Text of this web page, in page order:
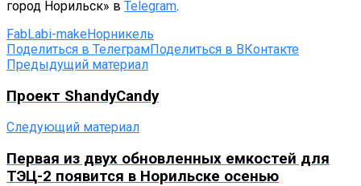
город Норильск» в Telegram.
FabLabi-makeНорникель
Поделиться в ТелеграмПоделиться в ВКонтакте
Предыдущий материал
Проект ShandyCandy
Следующий материал
Первая из двух обновленных емкостей для
ТЭЦ-2 появится в Норильске осенью